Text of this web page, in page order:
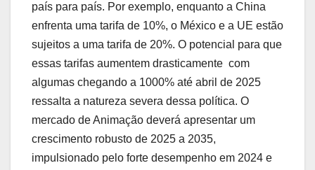
país para país. Por exemplo, enquanto a China
enfrenta uma tarifa de 10%, o México e a UE estão
sujeitos a uma tarifa de 20%. O potencial para que
essas tarifas aumentem drasticamente  com
algumas chegando a 1000% até abril de 2025 
ressalta a natureza severa dessa política. O
mercado de Animação deverá apresentar um
crescimento robusto de 2025 a 2035,
impulsionado pelo forte desempenho em 2024 e